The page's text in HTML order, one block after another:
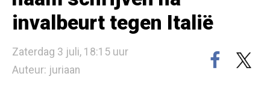
invalbeurt tegen Italië
Zaterdag 3 juli, 18:15 uur
Auteur: juriaan